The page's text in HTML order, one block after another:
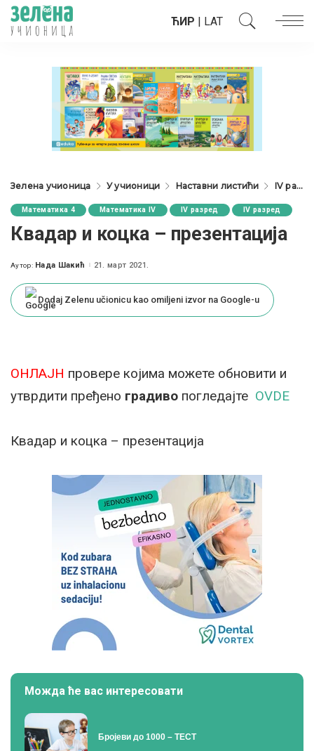
ЋИР | LAT
Зелена учионица У учионици Наставни листићи IV разред
Математика 4 Математика IV IV разред IV разред
Квадар и коцка – презентација
Posted
Аутор: Нада Шакић 21. март 2021.
Dodaj Zelenu učionicu kao omiljeni izvor na Google-u
ОНЛАЈН провере којима можете обновити и
утврдити пређено градиво погледајте OVDE
Квадар и коцка – презентација
Можда ће вас интересовати
Бројеви до 1000 – ТЕСТ